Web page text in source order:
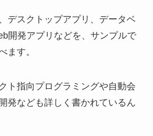
デスクトップアプリ、データベ
開発アプリなどを、サンプルで
ます。
ト指向プログラミングや自動会
発なども詳しく書かれているん